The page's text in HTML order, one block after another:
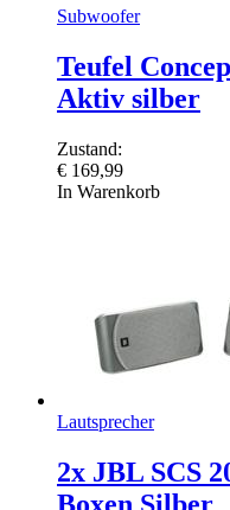
Subwoofer
Teufel
Aktiv silber
Zustand:
€ 169,99
In Warenkorb
Lautsprecher
2x JBL SCS